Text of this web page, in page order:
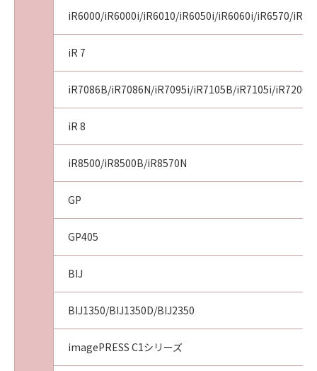
iR6000/iR6000i/iR6010/iR6050i/iR6060i/iR6570/
iR 7
iR7086B/iR7086N/iR7095i/iR7105B/iR7105i/iR7200/
iR 8
iR8500/iR8500B/iR8570N
GP
GP405
BIJ
BIJ1350/BIJ1350D/BIJ2350
imagePRESS C1シリーズ